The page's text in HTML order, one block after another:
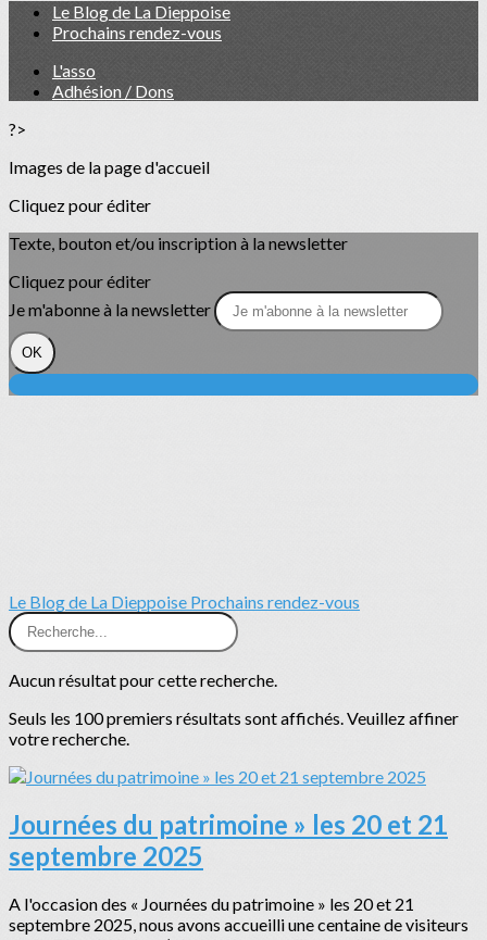
Le Blog de La Dieppoise
Prochains rendez-vous
L'asso
Adhésion / Dons
?>
Images de la page d'accueil
Cliquez pour éditer
Texte, bouton et/ou inscription à la newsletter
Cliquez pour éditer
Je m'abonne à la newsletter
OK
Le Blog de La Dieppoise Prochains rendez-vous
Aucun résultat pour cette recherche.
Seuls les 100 premiers résultats sont affichés. Veuillez affiner
votre recherche.
Journées du patrimoine » les 20 et 21
septembre 2025
A l'occasion des « Journées du patrimoine » les 20 et 21
septembre 2025, nous avons accueilli une centaine de visiteurs